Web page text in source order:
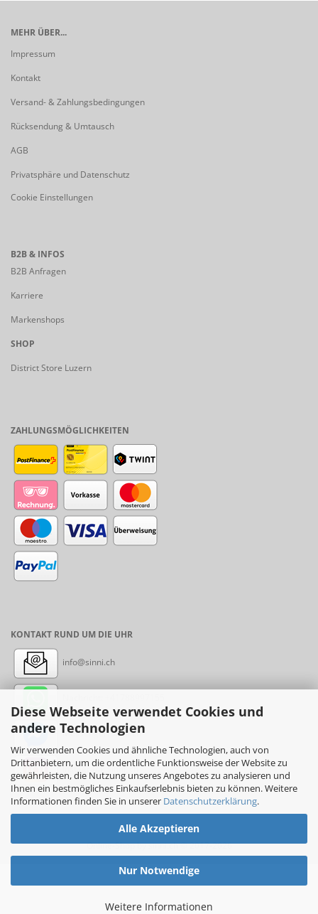
Diese Webseite verwendet Cookies und
andere Technologien
Wir verwenden Cookies und ähnliche Technologien, auch von
Drittanbietern, um die ordentliche Funktionsweise der Website zu
gewährleisten, die Nutzung unseres Angebotes zu analysieren und
Ihnen ein bestmögliches Einkaufserlebnis bieten zu können. Weitere
Informationen finden Sie in unserer Datenschutzerklärung.
Alle Akzeptieren
Nur Notwendige
Weitere Informationen
MEHR ÜBER...
Impressum
Kontakt
Versand- & Zahlungsbedingungen
Rücksendung & Umtausch
AGB
Privatsphäre und Datenschutz
Cookie Einstellungen
B2B & INFOS
B2B Anfragen
Karriere
Markenshops
SHOP
District Store Luzern
ZAHLUNGSMÖGLICHKEITEN
KONTAKT RUND UM DIE UHR
info@sinni.ch
Messenger: sinni.ch
Instagram: sinni_ch
Online-Shopby sinni.ch © 2017-2026